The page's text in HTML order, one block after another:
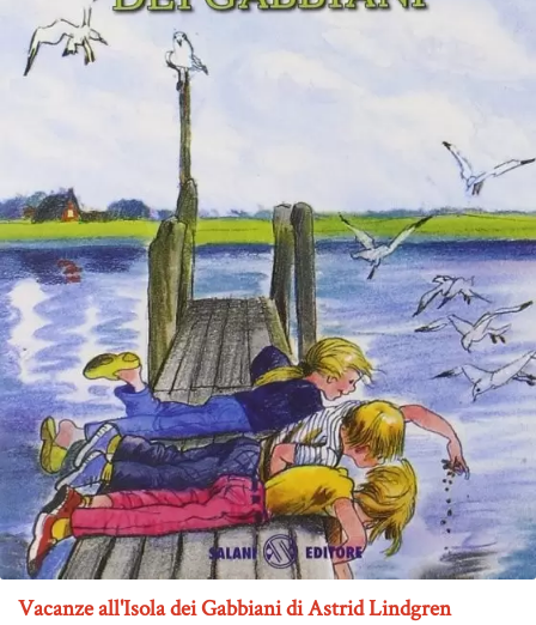
Vacanze all'Isola dei Gabbiani di Astrid Lindgren